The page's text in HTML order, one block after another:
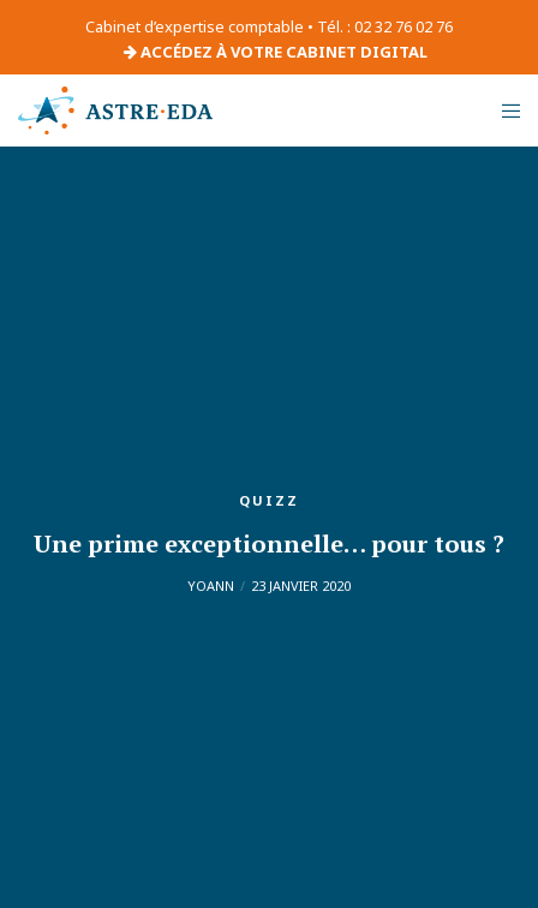
Cabinet d’expertise comptable • Tél. : 02 32 76 02 76
ACCÉDEZ À VOTRE CABINET DIGITAL
QUIZZ
Une prime exceptionnelle… pour tous ?
YOANN 23 JANVIER 2020